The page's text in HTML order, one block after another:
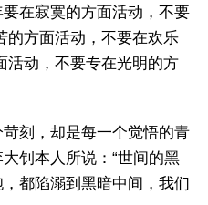
在寂寞的方面活动，不要
的方面活动，不要在欢乐
活动，不要专在光明的方
刻，却是每一个觉悟的青
钊本人所说：“世间的黑
都陷溺到黑暗中间，我们